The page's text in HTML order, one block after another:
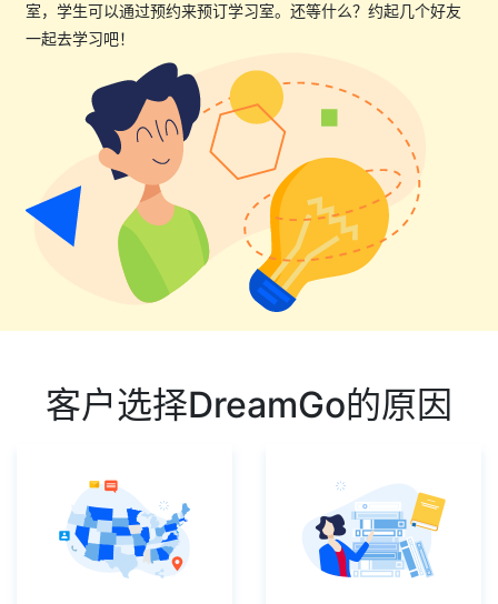
室，学生可以通过预约来预订学习室。还等什么？约起几个好友
一起去学习吧！
客户选择DreamGo的原因